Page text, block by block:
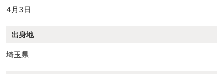
4月3日
出身地
埼玉県